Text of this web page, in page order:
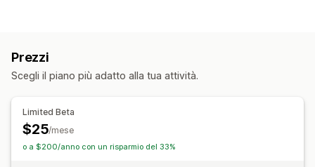
Prezzi
Scegli il piano più adatto alla tua attività.
Limited Beta
$25/mese
o a $200/anno con un risparmio del 33%